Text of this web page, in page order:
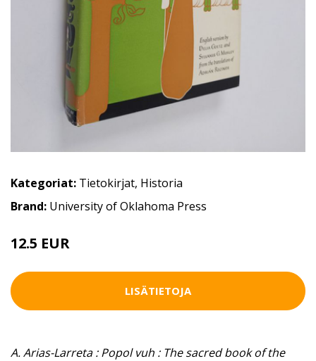
Kategoriat: Tietokirjat, Historia
Brand: University of Oklahoma Press
12.5 EUR
LISÄTIETOJA
A. Arias-Larreta : Popol vuh : The sacred book of the